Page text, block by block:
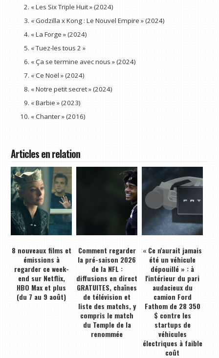
« Les Six Triple Huit » (2024)
« Godzilla x Kong : Le Nouvel Empire » (2024)
« La Forge » (2024)
« Tuez-les tous 2 »
« Ça se termine avec nous » (2024)
« Ce Noël » (2024)
« Notre petit secret » (2024)
« Barbie » (2023)
« Chanter » (2016)
Articles en relation
8 nouveaux films et
émissions à
regarder ce week-
end sur Netflix,
HBO Max et plus
(du 7 au 9 août)
Comment regarder
la pré-saison 2026
de la NFL :
diffusions en direct
GRATUITES, chaînes
de télévision et
liste des matchs, y
compris le match
du Temple de la
renommée
« Ce n'aurait jamais
été un véhicule
dépouillé » : à
l'intérieur du pari
audacieux du
camion Ford
Fathom de 28 350
$ contre les
startups de
véhicules
électriques à faible
coût